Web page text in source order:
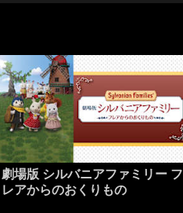
劇場版 シルバニアファミリー フ
レアからのおくりもの